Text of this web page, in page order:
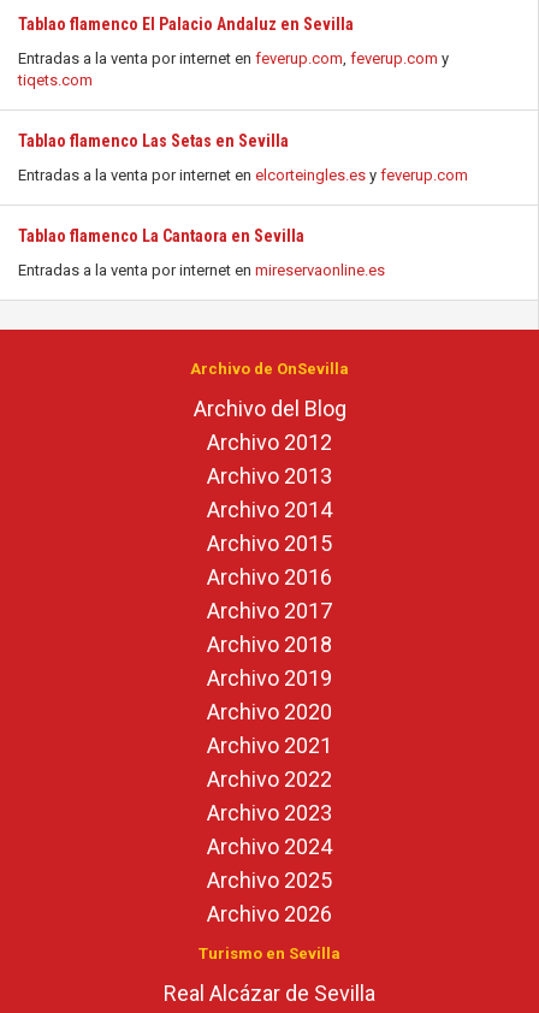
Tablao flamenco El Palacio Andaluz en Sevilla
Entradas a la venta por internet en feverup.com, feverup.com y
tiqets.com
Tablao flamenco Las Setas en Sevilla
Entradas a la venta por internet en elcorteingles.es y feverup.com
Tablao flamenco La Cantaora en Sevilla
Entradas a la venta por internet en mireservaonline.es
Archivo de OnSevilla
Archivo del Blog
Archivo 2012
Archivo 2013
Archivo 2014
Archivo 2015
Archivo 2016
Archivo 2017
Archivo 2018
Archivo 2019
Archivo 2020
Archivo 2021
Archivo 2022
Archivo 2023
Archivo 2024
Archivo 2025
Archivo 2026
Turismo en Sevilla
Real Alcázar de Sevilla